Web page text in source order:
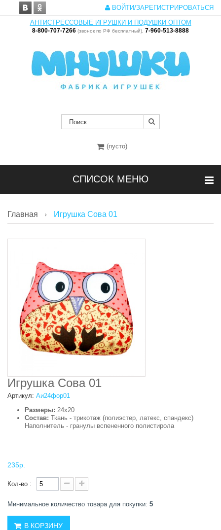
ВОЙТИ/ЗАРЕГИСТРИРОВАТЬСЯ
АНТИСТРЕССОВЫЕ ИГРУШКИ И ПОДУШКИ ОПТОМ
8-800-707-7266 (звонок по РФ бесплатный), 7-960-513-8888
(пусто)
СПИСОК МЕНЮ
Главная Игрушка Сова 01
Игрушка Сова 01
Артикул: Аи24фор01
Размеры: 24х20
Состав: Ткань - трикотаж (полиэстер, латекс, спандекс)
Наполнитель - гранулы вспененного полистирола
235р.
Кол-во :
Минимальное количество товара для покупки: 5
В КОРЗИНУ